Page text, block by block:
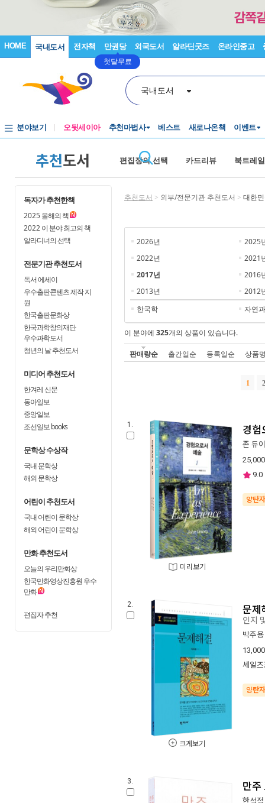
HOME 국내도서 전자책 만권당
첫달무료
외국도서 알라딘굿즈 온라인중고
국내도서
분야보기 오뒷세이아 추천마법사 베스트 새로나온책 이벤트
추천도서 편집장의 선택 카드리뷰 북트레
독자가 추천한책
2025올해의 책
2022이 분야 최고의 책
알라디너의 선택
전문기관 추천도서
독서 에세이
우수출판콘텐츠 제작 지
원
한국출판문화상
한국과학창의재단
우수과학도서
청년의 날 추천도서
미디어 추천도서
한겨레 신문
동아일보
중앙일보
조선일보 books
문학상 수상작
국내 문학상
해외 문학상
어린이 추천도서
국내 어린이 문학상
해외 어린이 문학상
만화 추천도서
오늘의 우리만화상
한국만화영상진흥원 우수
만화
편집자 추천
추천도서 > 외부/전문기관 추천도서 > 대한
2026년
2025
2022년
2021
2017년
2016
2013년
2012
한국학
자연
이 분야에 325개의 상품이 있습니다.
판매량순 출간일순 등록일순 상품
1 2
1.
미리보기
경험
존 듀이
25,000
9.0
양탄
2.
크게보기
문제
인지
박주용
13,000
세일
양탄
3. 만주
한석정